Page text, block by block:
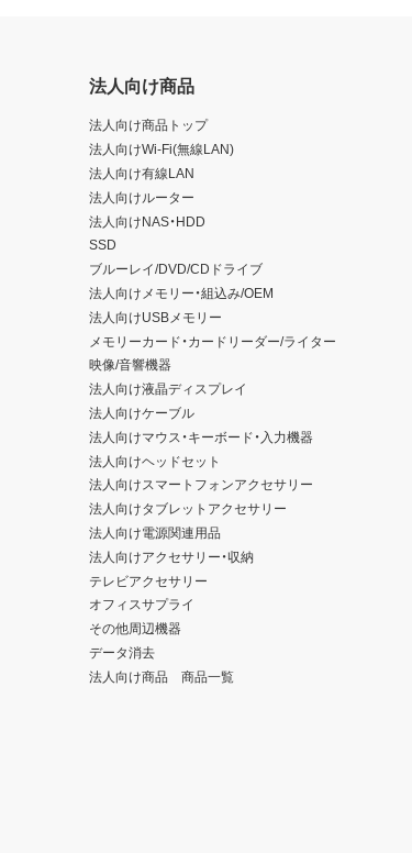
法人向け商品
法人向け商品トップ
法人向けWi-Fi(無線LAN)
法人向け有線LAN
法人向けルーター
法人向けNAS・HDD
SSD
ブルーレイ/DVD/CDドライブ
法人向けメモリー・組込み/OEM
法人向けUSBメモリー
メモリーカード・カードリーダー/ライター
映像/音響機器
法人向け液晶ディスプレイ
法人向けケーブル
法人向けマウス・キーボード・入力機器
法人向けヘッドセット
法人向けスマートフォンアクセサリー
法人向けタブレットアクセサリー
法人向け電源関連用品
法人向けアクセサリー・収納
テレビアクセサリー
オフィスサプライ
その他周辺機器
データ消去
法人向け商品 商品一覧